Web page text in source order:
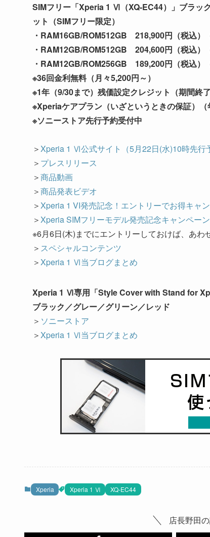
SIMフリー「Xperia 1 Ⅵ（XQ-EC44）」ブラッ
ット（SIMフリー限定）
・RAM16GB/ROM512GB 218,900円（税込
・RAM12GB/ROM512GB 204,600円（税込
・RAM12GB/ROM256GB 189,200円（税込）
※36回金利無料（月々5,200円～）
※1年（9/30まで）残価設定クレジット（期間終
※Xperiaケアプラン（いざというときの保証）（
※ソニーストア先行予約受付中
＞Xperia 1 Ⅵ公式サイト（5月22日(水)10時先行
＞ プレスリリース
＞商品動画
＞商品発表ビデオ
＞Xperia 1 VI発売記念！エントリーでお得キャ
＞Xperia SIMフリーモデル発売記念キャンペー
※6月6日(木)までにエントリーしておけば、あわ
＞ スペシャルコンテンツ
＞Xperia 1 Ⅵ当ブログまとめ
Xperia 1 Ⅵ専用「Style Cover with Stand for
ブラック／グレー／グリーン／レッド
＞ ソニーストア
＞Xperia 1 Ⅵ当ブログまとめ
Xperia Xperia 1 Ⅵ XQ-EC44
店長野田